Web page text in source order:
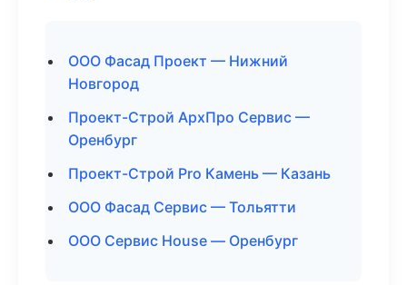
ООО Фасад Проект — Нижний
Новгород
Проект-Строй АрхПро Сервис —
Оренбург
Проект-Строй Pro Камень — Казань
ООО Фасад Сервис — Тольятти
ООО Сервис House — Оренбург